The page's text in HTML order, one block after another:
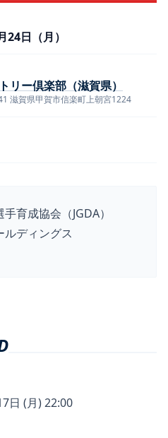
24日（月）
リー倶楽部（滋賀県）
滋賀県甲賀市信楽町上朝宮1224
育成協会（JGDA）
ディングス
日 (月) 22:00